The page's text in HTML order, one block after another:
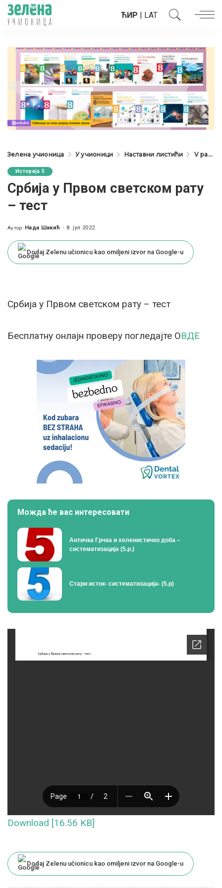
ЋИР | LAT
Зелена учионица У учионици Наставни листићи V разред
Историја 5
Србија у Првом светском рату
– тест
Posted
Аутор: Нада Шакић 8. јул 2022.
Dodaj Zelenu učionicu kao omiljeni izvor na Google-u
Србија у Првом светском рату – тест
Бесплатну онлајн проверу погледајте ОВДЕ
Можда ће вас интересовати
Античка Грчка и хеленистичко доба –
систематизација (5.р.)
Стари исток- систематизација- (5.р)
Download [16.56 KB]
Dodaj Zelenu učionicu kao omiljeni izvor na Google-u